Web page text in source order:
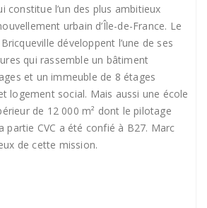
constitue l’un des plus ambitieux
urbain d’Île-de-France. Le
développent l’une de ses
qui rassemble un bâtiment
et un immeuble de 8 étages
logement social. Mais aussi une école
de 12 000 m² dont le pilotage
partie CVC a été confié à B27. Marc
de cette mission.